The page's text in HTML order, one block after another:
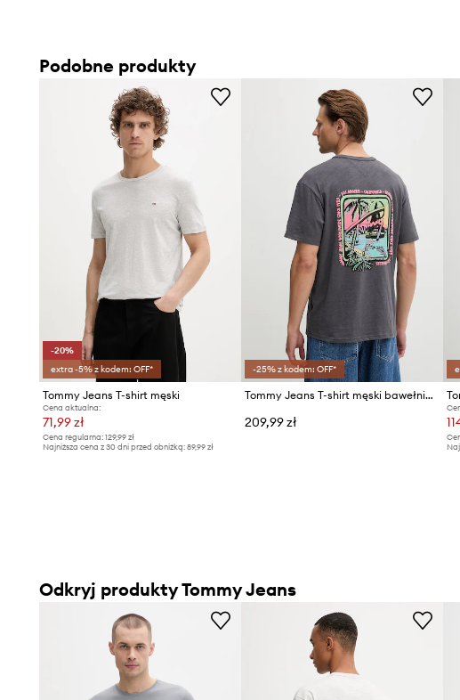
Podobne produkty
-20%
extra -5% z kodem: OFF*
Tommy Jeans T-shirt męski
Cena aktualna:
71,99 zł
Cena regularna: 129,99 zł
Najniższa cena z 30 dni przed obniżką: 89,99 zł
-25% z kodem: OFF*
Tommy Jeans T-shirt męski bawełniany
209,99 zł
Odkryj produkty Tommy Jeans